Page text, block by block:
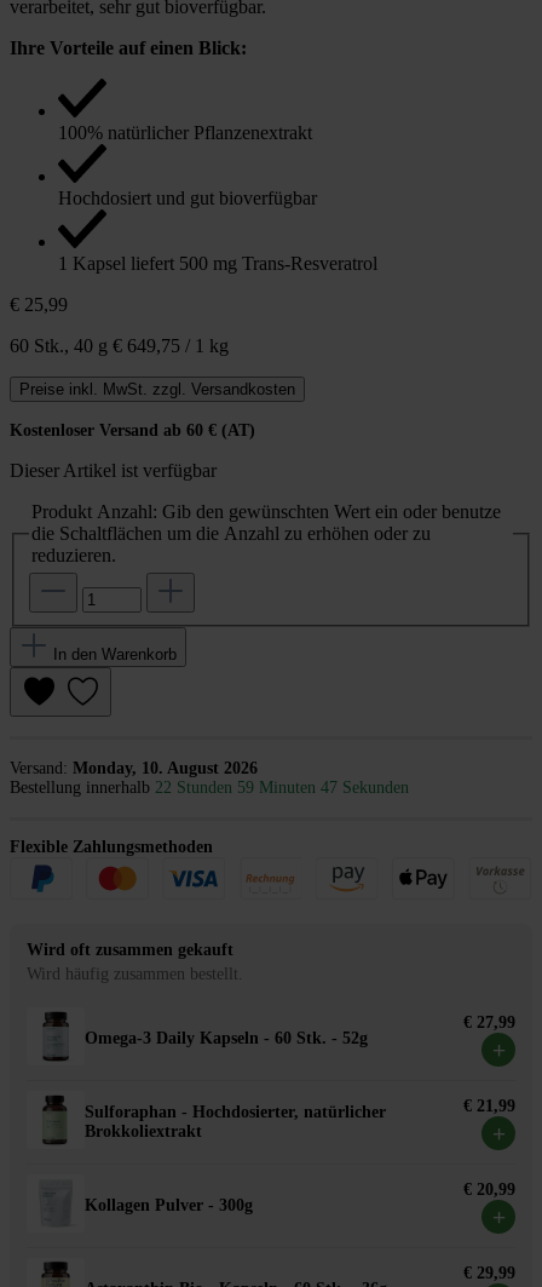
verarbeitet, sehr gut bioverfügbar.
Ihre Vorteile auf einen Blick:
100% natürlicher Pflanzenextrakt
Hochdosiert und gut bioverfügbar
1 Kapsel liefert 500 mg Trans-Resveratrol
€ 25,99
60 Stk., 40 g € 649,75 / 1 kg
Preise inkl. MwSt. zzgl. Versandkosten
Kostenloser Versand ab 60 € (AT)
Dieser Artikel ist verfügbar
Produkt Anzahl: Gib den gewünschten Wert ein oder benutze
die Schaltflächen um die Anzahl zu erhöhen oder zu
reduzieren.
In den Warenkorb
Versand: Monday, 10. August 2026
Bestellung innerhalb 22 Stunden 59 Minuten 47 Sekunden
Flexible Zahlungsmethoden
Wird oft zusammen gekauft
Wird häufig zusammen bestellt.
Omega-3 Daily Kapseln - 60 Stk. - 52g
€ 27,99
+
Sulforaphan - Hochdosierter, natürlicher
Brokkoliextrakt
€ 21,99
+
Kollagen Pulver - 300g
€ 20,99
+
€ 29,99